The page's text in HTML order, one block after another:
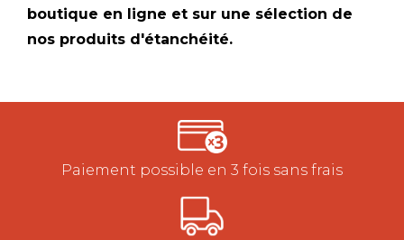
boutique en ligne et sur une sélection de
nos produits d'étanchéité.
Paiement possible en 3 fois sans frais